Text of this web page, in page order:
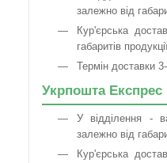
залежно від
Кур'єрська
габаритів
Термін доставки
Укрпошта Експрес
У відділення -
залежно від
Кур'єрська